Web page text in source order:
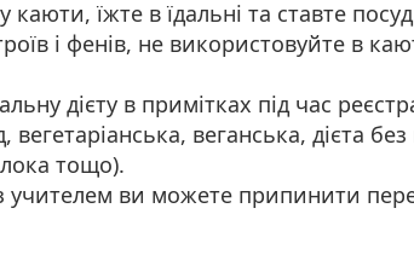
їжте в їдальні та ставте посуд
і фенів, не використовуйте в
дієту в примітках під час
веганська, дієта
тощо).
учителем ви можете припинити